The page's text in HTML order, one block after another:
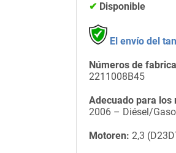
✔ Disponible
El envío del
Números de
2211008B45
Adecuado para los
2006 – Diésel/
Motoren: 2,3